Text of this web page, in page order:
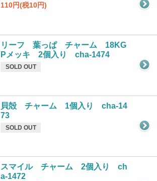
110円(税10円)
リーフ 葉っぱ チャーム 18KG
Pメッキ 2個入り cha-1474
SOLD OUT
貝殻 チャーム 1個入り cha-14
73
SOLD OUT
スマイル チャーム 2個入り ch
a-1472